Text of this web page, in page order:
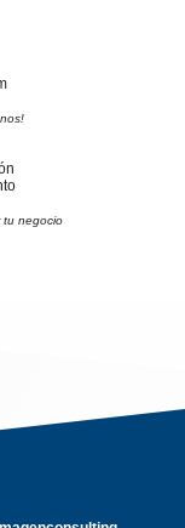
tu negocio